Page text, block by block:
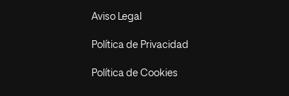
Aviso Legal
Política de Privacidad
Política de Cookies